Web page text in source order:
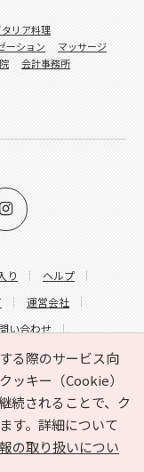
る際のサービス向
ッキー（Cookie）
続されることで、ク
す。詳細について
の取り扱いについ
り
ヘルプ
運営会社
い合わせ
わせ
タリア料理
ーション
マッサージ
会計事務所